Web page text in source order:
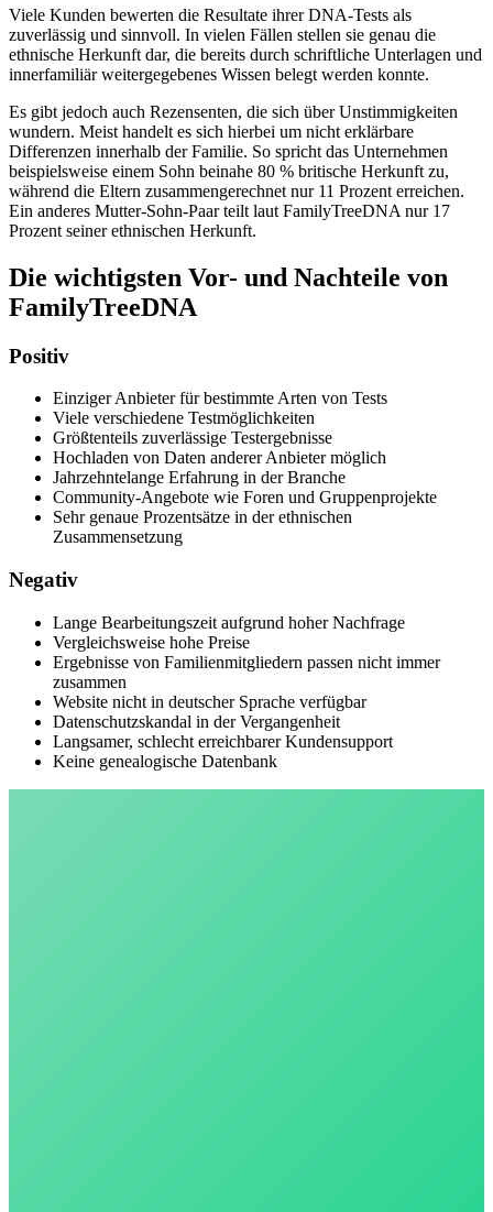
Viele Kunden bewerten die Resultate ihrer DNA-Tests als
zuverlässig und sinnvoll. In vielen Fällen stellen sie genau die
ethnische Herkunft dar, die bereits durch schriftliche Unterlagen und
innerfamiliär weitergegebenes Wissen belegt werden konnte.
Es gibt jedoch auch Rezensenten, die sich über Unstimmigkeiten
wundern. Meist handelt es sich hierbei um nicht erklärbare
Differenzen innerhalb der Familie. So spricht das Unternehmen
beispielsweise einem Sohn beinahe 80 % britische Herkunft zu,
während die Eltern zusammengerechnet nur 11 Prozent erreichen.
Ein anderes Mutter-Sohn-Paar teilt laut FamilyTreeDNA nur 17
Prozent seiner ethnischen Herkunft.
Die wichtigsten Vor- und Nachteile von
FamilyTreeDNA
Positiv
Einziger Anbieter für bestimmte Arten von Tests
Viele verschiedene Testmöglichkeiten
Größtenteils zuverlässige Testergebnisse
Hochladen von Daten anderer Anbieter möglich
Jahrzehntelange Erfahrung in der Branche
Community-Angebote wie Foren und Gruppenprojekte
Sehr genaue Prozentsätze in der ethnischen
Zusammensetzung
Negativ
Lange Bearbeitungszeit aufgrund hoher Nachfrage
Vergleichsweise hohe Preise
Ergebnisse von Familienmitgliedern passen nicht immer
zusammen
Website nicht in deutscher Sprache verfügbar
Datenschutzskandal in der Vergangenheit
Langsamer, schlecht erreichbarer Kundensupport
Keine genealogische Datenbank